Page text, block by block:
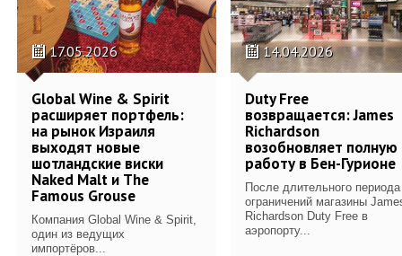
17.05.2026
Global Wine & Spirit
расширяет портфель:
на рынок Израиля
выходят новые
шотландские виски
Naked Malt и The
Famous Grouse
Компания Global Wine & Spirit,
один из ведущих
импортёров...
14.04.2026
Duty Free
возвращается: James
Richardson
возобновляет полную
работу в Бен-Гурионе
После длительного периода
ограничений магазины
Richardson Duty Free в
аэропорту...